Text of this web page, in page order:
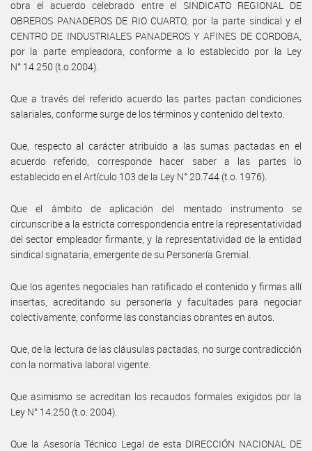
obra el acuerdo celebrado entre el SINDICATO REGIONAL DE
OBREROS PANADEROS DE RIO CUARTO, por la parte sindical y el
CENTRO DE INDUSTRIALES PANADEROS Y AFINES DE CORDOBA,
por la parte empleadora, conforme a lo establecido por la Ley
N° 14.250 (t.o.2004).
Que a través del referido acuerdo las partes pactan condiciones
salariales, conforme surge de los términos y contenido del texto.
Que, respecto al carácter atribuido a las sumas pactadas en el
acuerdo referido, corresponde hacer saber a las partes lo
establecido en el Artículo 103 de la Ley N° 20.744 (t.o. 1976).
Que el ámbito de aplicación del mentado instrumento se
circunscribe a la estricta correspondencia entre la representatividad
del sector empleador firmante, y la representatividad de la entidad
sindical signataria, emergente de su Personería Gremial.
Que los agentes negociales han ratificado el contenido y firmas allí
insertas, acreditando su personería y facultades para negociar
colectivamente, conforme las constancias obrantes en autos.
Que, de la lectura de las cláusulas pactadas, no surge contradicción
con la normativa laboral vigente.
Que asimismo se acreditan los recaudos formales exigidos por la
Ley N° 14.250 (t.o. 2004).
Que la Asesoría Técnico Legal de esta DIRECCIÓN NACIONAL DE